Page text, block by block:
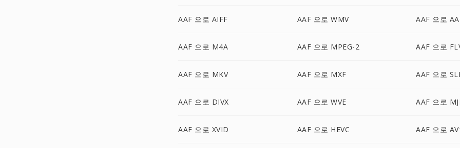
AAF 으로 AIFF AAF 으로 WMV AAF 으로
AAF 으로 M4A AAF 으로 MPEG-2 AAF 으로
AAF 으로 MKV AAF 으로 MXF AAF 으로
AAF 으로 DIVX AAF 으로 WVE AAF 으로
AAF 으로 XVID AAF 으로 HEVC AAF 으로